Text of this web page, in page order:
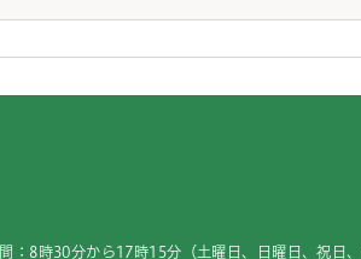
：8時30分から17時15分（土曜日、日曜日、祝日